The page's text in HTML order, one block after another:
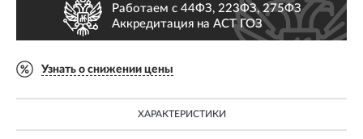
Работаем с 44ФЗ, 223ФЗ, 275ФЗ
Аккредитация на АСТ ГОЗ
Узнать о снижении цены
ХАРАКТЕРИСТИКИ